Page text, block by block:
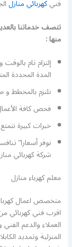
فنيكهربائي منازل
تتصف خدماتنا
منها :
إلتزام تام
المدة المحددة
نلتزم بالمخطط و
فحص كافة
خبرات كبيرة
نوفر أسعارا”
شركة كهربائي
معلم كهرباء منازل
متخصص اعمال
اقرب فني كهربائي
العملاء والدعم
المنزلية وتمديد